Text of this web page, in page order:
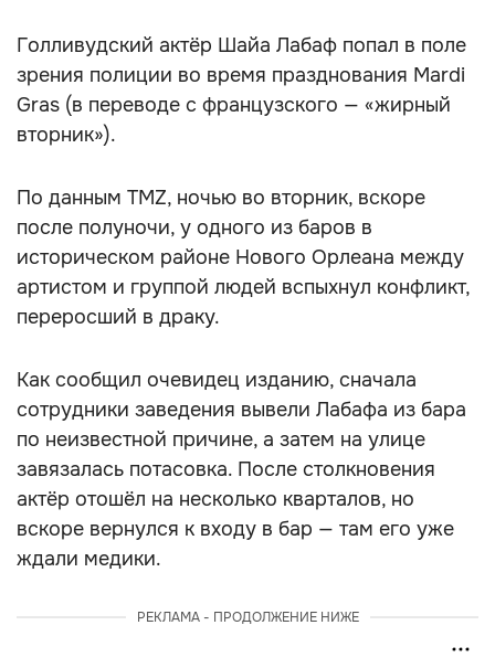
Голливудский актёр Шайа Лабаф попал в поле
зрения полиции во время празднования Mardi
Gras (в переводе с французского — «жирный
вторник»).
По данным TMZ, ночью во вторник, вскоре
после полуночи, у одного из баров в
историческом районе Нового Орлеана между
артистом и группой людей вспыхнул конфликт,
переросший в драку.
Как сообщил очевидец изданию, сначала
сотрудники заведения вывели Лабафа из бара
по неизвестной причине, а затем на улице
завязалась потасовка. После столкновения
актёр отошёл на несколько кварталов, но
вскоре вернулся к входу в бар — там его уже
ждали медики.
РЕКЛАМА - ПРОДОЛЖЕНИЕ НИЖЕ